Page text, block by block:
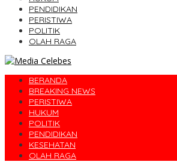
PENDIDIKAN
PERISTIWA
POLITIK
OLAH RAGA
BERANDA
BREAKING NEWS
PERISTIWA
HUKUM
POLITIK
PENDIDIKAN
KESEHATAN
OLAH RAGA